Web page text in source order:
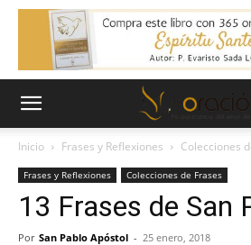
Inicio Frases y Reflexiones Colecciones
Frases y Reflexiones Colecciones de Frases
13 Frases de San
Por San Pablo Apóstol - 25 enero, 2018